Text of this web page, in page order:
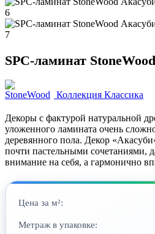
SPC-ламинат
Коллекция Классика
Декоры с фактурой натуральной
уложенного ламината очень
деревянного пола. ​Декор
почти пастельными сочетаниями,
внимание на себя, а гармонично
Цена за м²:
Метраж в упаковке: